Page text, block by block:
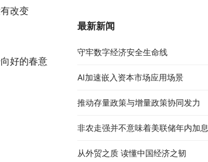
改变
好的春意
最新新闻
守牢数字经济安全生命线
AI加速嵌入资本市场应用场景
推动存量政策与增量政策协同发力
非农走强并不意味着美联储年内加息
从外贸之质 读懂中国经济之韧